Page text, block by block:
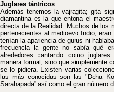
Juglares tántricos
Además tenemos la vajragita; gita
diamantina es la que entona el
directa de la Realidad. Muchos de los
pertenecientes al medioevo Indio,
tenían la apariencia de gurus ni
frecuencia la gente no sabía qué
alrededores cantando como
manera formal, sino que simplemente
se lo pidiera. Existen varias
las más conocidas son las "Doha
Sarahapada” así como el gran número